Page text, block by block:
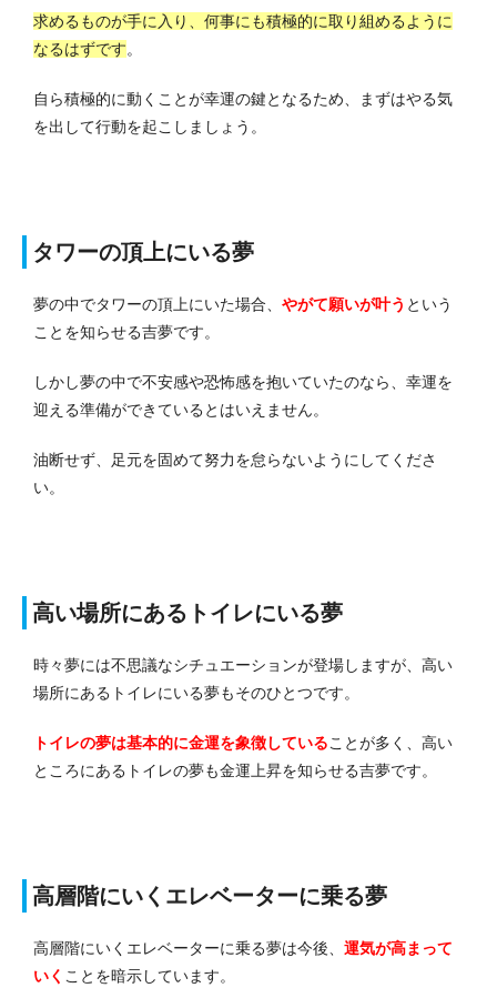
求めるものが手に入り、何事にも積極的に取り組めるように
なるはずです。
自ら積極的に動くことが幸運の鍵となるため、まずはやる気
を出して行動を起こしましょう。
タワーの頂上にいる夢
夢の中でタワーの頂上にいた場合、 やがて願いが叶う という
ことを知らせる吉夢です。
しかし夢の中で不安感や恐怖感を抱いていたのなら、幸運を
迎える準備ができているとはいえません。
油断せず、足元を固めて努力を怠らないようにしてくださ
い。
高い場所にあるトイレにいる夢
時々夢には不思議なシチュエーションが登場しますが、高い
場所にあるトイレにいる夢もそのひとつです。
トイレの夢は基本的に金運を象徴していることが多く、高い
ところにあるトイレの夢も金運上昇を知らせる吉夢です。
高層階にいくエレベーターに乗る夢
高層階にいくエレベーターに乗る夢は今後、 運気が高まって
いく ことを暗示しています。